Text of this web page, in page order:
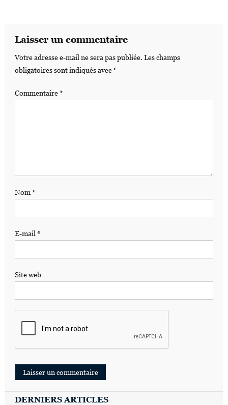
Laisser un commentaire
Votre adresse e-mail ne sera pas publiée. Les champs
obligatoires sont indiqués avec*
Commentaire*
Nom*
E-mail *
Site web
DERNIERS ARTICLES